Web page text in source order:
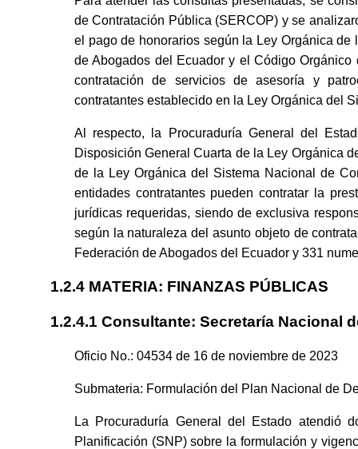
de Contratación Pública (SERCOP) y se
el pago de honorarios según la Ley Orgánica
de Abogados del Ecuador y el Código
contratación de servicios de asesoría y
contratantes establecido en la Ley Orgánica del
Al respecto, la Procuraduría General del
Disposición General Cuarta de la Ley Orgánica
de la Ley Orgánica del Sistema Nacional de
entidades contratantes pueden contratar la
jurídicas requeridas, siendo de exclusiva
según la naturaleza del asunto objeto de
Federación de Abogados del Ecuador y 331
1.2.4 MATERIA: FINANZAS PÚBLICAS
1.2.4.1 Consultante: Secretaría Nacional
Oficio No.: 04534 de 16 de noviembre de 2023
Submateria: Formulación del Plan Nacional de
La Procuraduría General del Estado atendió
Planificación (SNP) sobre la formulación y